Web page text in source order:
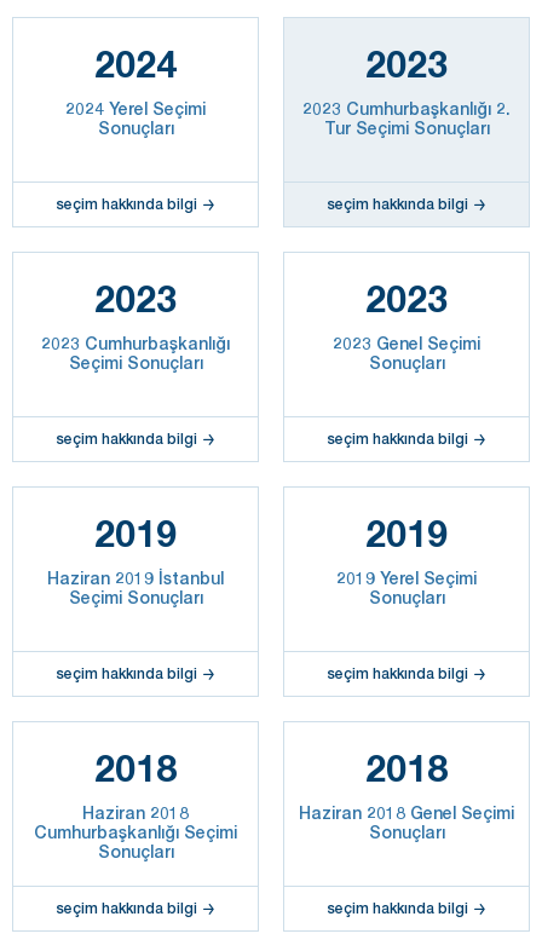
2024
2024 Yerel Seçimi
Sonuçları
seçim hakkında bilgi
2023
2023 Cumhurbaşkanlığı 2.
Tur Seçimi Sonuçları
seçim hakkında bilgi
2023
2023 Cumhurbaşkanlığı
Seçimi Sonuçları
seçim hakkında bilgi
2023
2023 Genel Seçimi
Sonuçları
seçim hakkında bilgi
2019
Haziran 2019 İstanbul
Seçimi Sonuçları
seçim hakkında bilgi
2019
2019 Yerel Seçimi
Sonuçları
seçim hakkında bilgi
2018
Haziran 2018
Cumhurbaşkanlığı Seçimi
Sonuçları
seçim hakkında bilgi
2018
Haziran 2018 Genel Seçimi
Sonuçları
seçim hakkında bilgi